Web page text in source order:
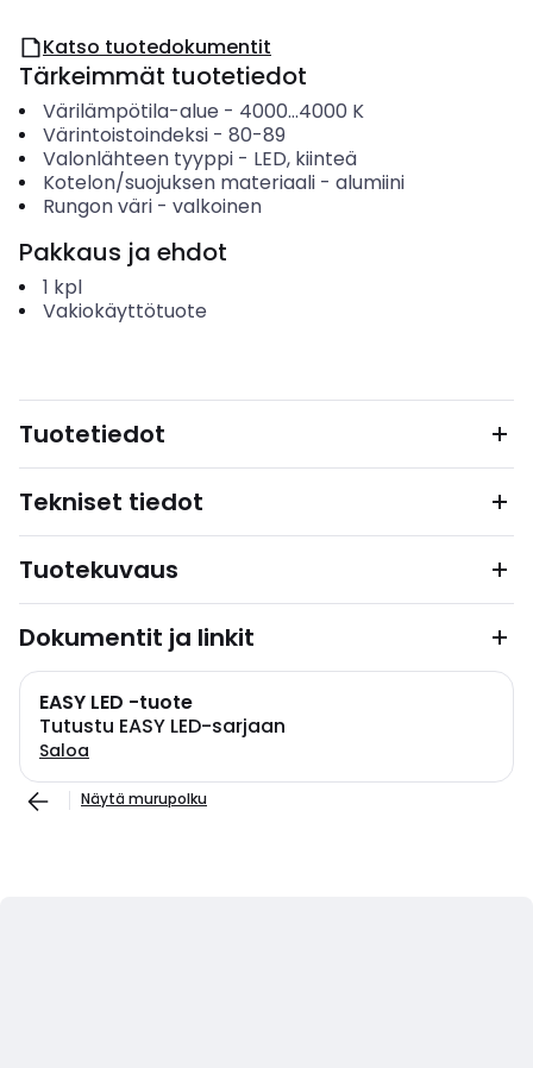
Katso tuotedokumentit
Tärkeimmät tuotetiedot
Värilämpötila-alue - 4000...4000 K
Värintoistoindeksi- 80-89
Valonlähteen tyyppi- LED, kiinteä
Kotelon/suojuksen materiaali- alumiini
Rungon väri- valkoinen
Pakkaus ja ehdot
1 kpl
Vakiokäyttötuote
Tuotetiedot
Tekniset tiedot
Tuotekuvaus
Dokumentit ja linkit
EASY LED -tuote
Tutustu EASY LED-sarjaan
Saloa
Näytä murupolku